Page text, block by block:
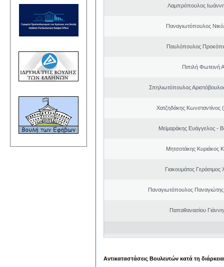
Λαμπρόπουλος
Παναγιωτόπουλος
Παυλόπουλος
Πιπιλή Φωτεινή
Σπηλιωτόπουλος
Χατζηδάκης
Μεϊμαράκης Ευάγγελος -
Μητσοτάκης Κυριάκος
Γιακουμάτος
Παναγιωτόπουλος
Παπαθανασίου
Αντικαταστάσεις Βουλευτών κατά τη